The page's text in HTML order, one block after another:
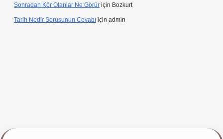
Sonradan Kör Olanlar Ne Görür için Bozkurt
Tarih Nedir Sorusunun Cevabı için admin